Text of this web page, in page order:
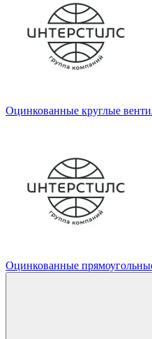
Оцинкованные круглые
Оцинкованные